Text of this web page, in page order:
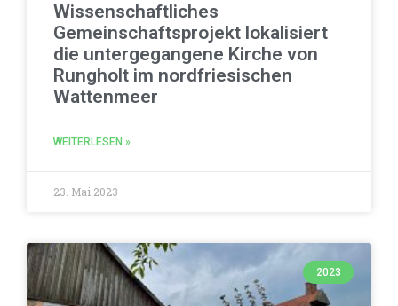
Wissenschaftliches
Gemeinschaftsprojekt lokalisiert
die untergegangene Kirche von
Rungholt im nordfriesischen
Wattenmeer
WEITERLESEN »
23. Mai 2023
2023